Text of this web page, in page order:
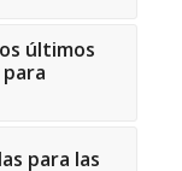
últimos
para las